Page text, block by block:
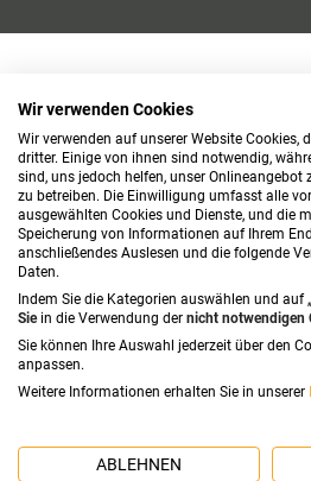
Wir verwenden Cookies
Wir verwenden auf unserer Website Cookies,
dritter. Einige von ihnen sind notwendig,
sind, uns jedoch helfen, unser
zu betreiben. Die Einwilligung umfasst alle
ausgewählten Cookies und Dienste, und die
Speicherung von Informationen auf Ihrem
anschließendes Auslesen und die folgende
Daten.
Indem Sie die Kategorien auswählen und auf „
Sie in die Verwendung der nicht notwendigen
Sie können Ihre Auswahl jederzeit über den
anpassen.
Weitere Informationen erhalten Sie in unserer
ABLEHNEN